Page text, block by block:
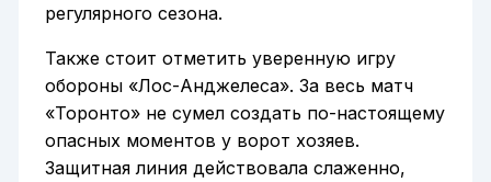
регулярного сезона.
Также стоит отметить уверенную игру
обороны «Лос-Анджелеса». За весь матч
«Торонто» не сумел создать по-настоящему
опасных моментов у ворот хозяев.
Защитная линия действовала слаженно,